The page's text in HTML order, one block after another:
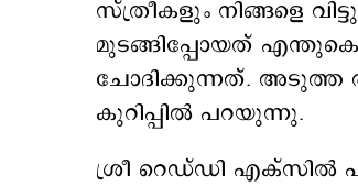
സ്ത്രീകളും നിങ്ങളെ
മുടങ്ങിപ്പോയത്
ചോദിക്കുന്നത്.
കുറിപ്പില്‍ പറയുന്നു.
ശ്രീ റെഡ്ഡി എക്സില്‍